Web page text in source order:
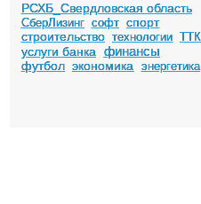
РСХБ_Свердловская область
СберЛизинг софт спорт
строительство технологии ТТК
услуги банка финансы
футбол экономика энергетика